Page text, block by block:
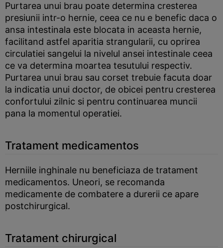
Purtarea unui brau poate determina cresterea
presiunii intr-o hernie, ceea ce nu e benefic daca o
ansa intestinala este blocata in aceasta hernie,
facilitand astfel aparitia strangularii, cu oprirea
circulatiei sangelui la nivelul ansei intestinale ceea
ce va determina moartea tesutului respectiv.
Purtarea unui brau sau corset trebuie facuta doar
la indicatia unui doctor, de obicei pentru cresterea
confortului zilnic si pentru continuarea muncii
pana la momentul operatiei.
Tratament medicamentos
Herniile inghinale nu beneficiaza de tratament
medicamentos. Uneori, se recomanda
medicamente de combatere a durerii ce apare
postchirurgical.
Tratament chirurgical